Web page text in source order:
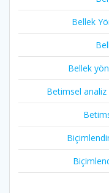
Bellek
Bellek
Betimsel analiz